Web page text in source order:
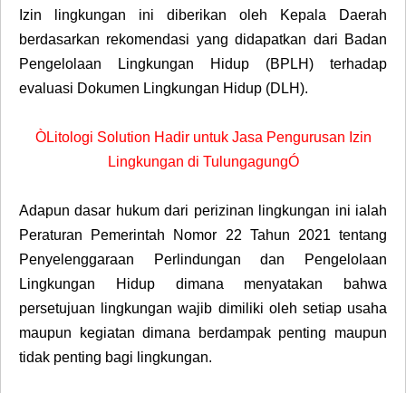
Izin lingkungan ini diberikan oleh Kepala Daerah
berdasarkan rekomendasi yang didapatkan dari Badan
Pengelolaan Lingkungan Hidup (BPLH) terhadap
evaluasi Dokumen Lingkungan Hidup (DLH).
ÒLitologi Solution Hadir untuk Jasa Pengurusan Izin
Lingkungan di TulungagungÓ
Adapun dasar hukum dari perizinan lingkungan ini ialah
Peraturan Pemerintah Nomor 22 Tahun 2021 tentang
Penyelenggaraan Perlindungan dan Pengelolaan
Lingkungan Hidup dimana menyatakan bahwa
persetujuan lingkungan wajib dimiliki oleh setiap usaha
maupun kegiatan dimana berdampak penting maupun
tidak penting bagi lingkungan.